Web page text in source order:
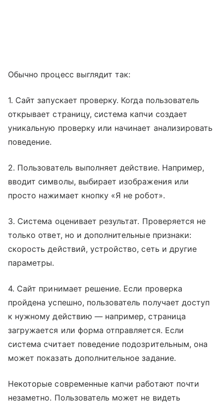
Обычно процесс выглядит так:
1. Сайт запускает проверку. Когда пользователь
открывает страницу, система капчи создает
уникальную проверку или начинает анализировать
поведение.
2. Пользователь выполняет действие. Например,
вводит символы, выбирает изображения или
просто нажимает кнопку «Я не робот».
3. Система оценивает результат. Проверяется не
только ответ, но и дополнительные признаки:
скорость действий, устройство, сеть и другие
параметры.
4. Сайт принимает решение. Если проверка
пройдена успешно, пользователь получает доступ
к нужному действию — например, страница
загружается или форма отправляется. Если
система считает поведение подозрительным, она
может показать дополнительное задание.
Некоторые современные капчи работают почти
незаметно. Пользователь может не видеть